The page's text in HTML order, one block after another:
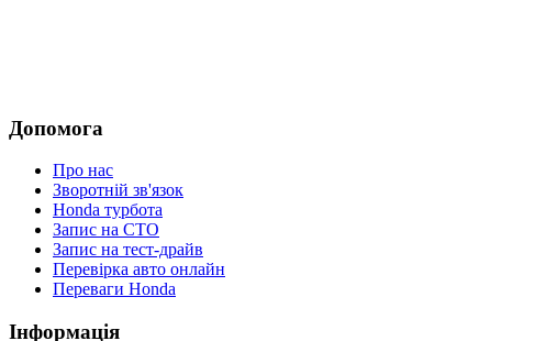
Допомога
Про нас
Зворотній зв'язок
Honda турбота
Запис на СТО
Запис на тест-драйв
Перевірка авто онлайн
Переваги Honda
Iнформація